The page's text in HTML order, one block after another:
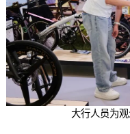
大行人员为